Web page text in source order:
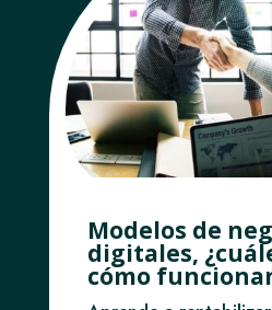
Modelos de
digitales,
cómo